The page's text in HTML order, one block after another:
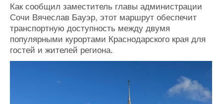
Работа
Крюинг
Журнал
Реклама
Материалы
Услуги
Галерея флота
Форум
Как сообщил заместитель главы администрации
Сочи Вячеслав Бауэр, этот маршрут обеспечит
транспортную доступность между двумя
популярными курортами Краснодарского края для
гостей и жителей региона.